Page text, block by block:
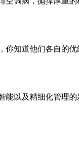
，你知道他们各
以及精细化管理的